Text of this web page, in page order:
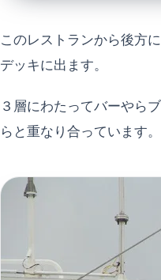
このレストランから後方
デッキに出ます。
３層にわたってバーやら
らと重なり合っています。